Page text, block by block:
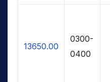
13650.00
0300-
0400